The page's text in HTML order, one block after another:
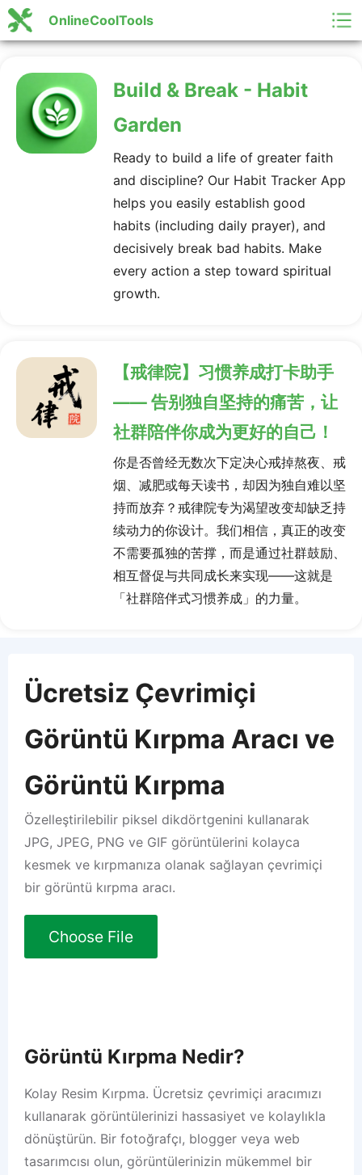
OnlineCoolTools
Build & Break - Habit
Garden
Ready to build a life of greater faith
and discipline? Our Habit Tracker App
helps you easily establish good
habits (including daily prayer), and
decisively break bad habits. Make
every action a step toward spiritual
growth.
【戒律院】习惯养成打卡助手
—— 告别独自坚持的痛苦，让
社群陪伴你成为更好的自己！
你是否曾经无数次下定决心戒掉熬夜、戒
烟、减肥或每天读书，却因为独自难以坚
持而放弃？戒律院专为渴望改变却缺乏持
续动力的你设计。我们相信，真正的改变
不需要孤独的苦撑，而是通过社群鼓励、
相互督促与共同成长来实现——这就是
「社群陪伴式习惯养成」的力量。
Ücretsiz Çevrimiçi
Görüntü Kırpma Aracı ve
Görüntü Kırpma
Özelleştirilebilir piksel dikdörtgenini kullanarak
JPG, JPEG, PNG ve GIF görüntülerini kolayca
kesmek ve kırpmanıza olanak sağlayan çevrimiçi
bir görüntü kırpma aracı.
Choose File
Görüntü Kırpma Nedir?
Kolay Resim Kırpma. Ücretsiz çevrimiçi aracımızı
kullanarak görüntülerinizi hassasiyet ve kolaylıkla
dönüştürün. Bir fotoğrafçı, blogger veya web
tasarımcısı olun, görüntülerinizin mükemmel bir